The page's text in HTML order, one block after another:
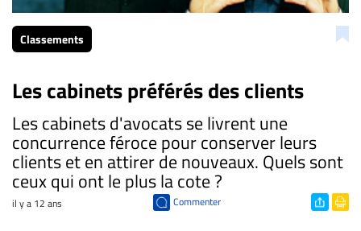
Classements
Les cabinets préférés des clients
Les cabinets d'avocats se livrent une
concurrence féroce pour conserver leurs
clients et en attirer de nouveaux. Quels sont
ceux qui ont le plus la cote ?
il y a 12 ans Commenter